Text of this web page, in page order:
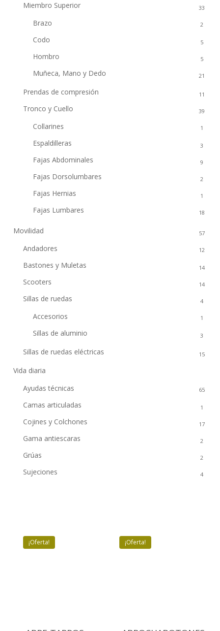
Miembro Superior 33
Brazo 2
Codo 5
Hombro 5
Muñeca, Mano y Dedo 21
Prendas de compresión 11
Tronco y Cuello 39
Collarines 1
Espaldilleras 3
Fajas Abdominales 9
Fajas Dorsolumbares 2
Fajas Hernias 1
Fajas Lumbares 18
Movilidad 57
Andadores 12
Bastones y Muletas 14
Scooters 14
Sillas de ruedas 4
Accesorios 1
Sillas de aluminio 3
Sillas de ruedas eléctricas 15
Vida diaria
Ayudas técnicas 65
Camas articuladas 1
Cojines y Colchones 17
Gama antiescaras 2
Grúas 2
Sujeciones 4
¡Oferta! ¡Oferta!